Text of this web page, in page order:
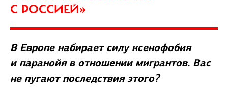
С РОССИЕЙ»
В Европе набирает силу ксенофобия
и паранойя в отношении мигрантов. Вас
не пугают последствия этого?